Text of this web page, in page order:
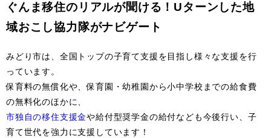
ぐんま移住のリアルが聞ける！Uターンした地
域おこし協力隊がナビゲート
みどり市は、全国トップの子育て支援を目指し様々な支援を行
っています。
保育料の無償化や、保育園・幼稚園から小中学校までの給食費
の無料化のほかに、
市独自の移住支援金や給付型奨学金の給付なども今後行い、子
育て世代を強力に支援しています！